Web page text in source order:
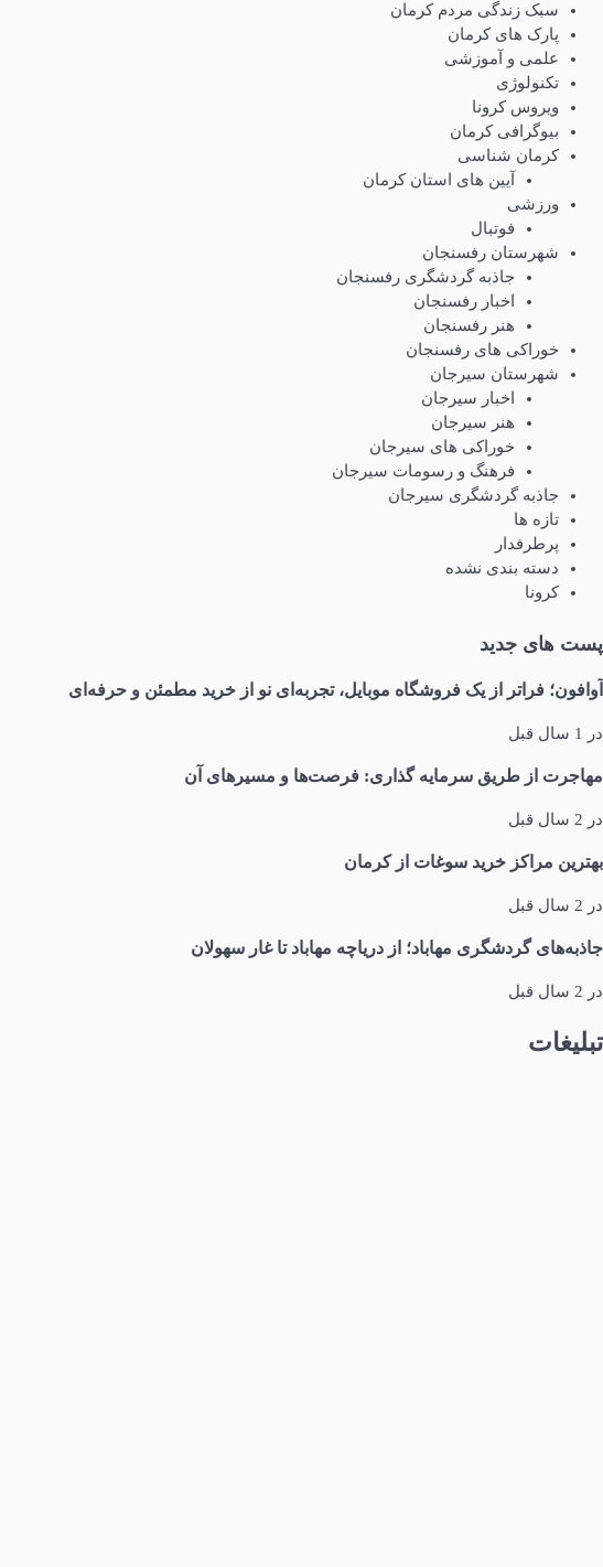
سبک زندگی مردم کرمان
پارک های کرمان
علمی و آموزشی
تکنولوژی
ویروس کرونا
بیوگرافی کرمان
کرمان شناسی
آیین های استان کرمان
ورزشی
فوتبال
شهرستان رفسنجان
جاذبه گردشگری رفسنجان
اخبار رفسنجان
هنر رفسنجان
خوراکی های رفسنجان
شهرستان سیرجان
اخبار سیرجان
هنر سیرجان
خوراکی های سیرجان
فرهنگ و رسومات سیرجان
جاذبه گردشگری سیرجان
تازه ها
پرطرفدار
دسته بندی نشده
کرونا
پست های جدید
آوافون؛ فراتر از یک فروشگاه موبایل، تجربه‌ای نو از خرید مطمئن و حرفه‌ای
در 1 سال قبل
مهاجرت از طریق سرمایه گذاری: فرصت‌ها و مسیرهای آن
در 2 سال قبل
بهترین مراکز خرید سوغات از کرمان
در 2 سال قبل
جاذبه‌های گردشگری مهاباد؛ از دریاچه مهاباد تا غار سهولان
در 2 سال قبل
تبلیغات